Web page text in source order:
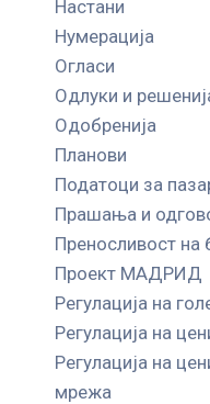
Настани
Нумерација
Огласи
Одлуки и
Одобренија
Планови
Податоци за
Прашања и
Преносливост на
Проект МАДРИД
Регулација на
Регулација на
Регулација на
мрежа